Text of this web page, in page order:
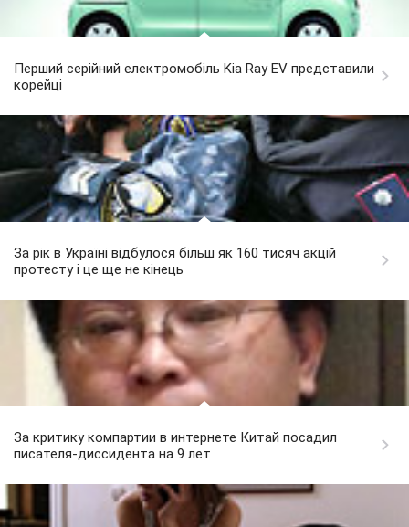
Перший серійний електромобіль Kia Ray EV представили
корейці
За рік в Україні відбулося більш як 160 тисяч акцій
протесту і це ще не кінець
За критику компартии в интернете Китай посадил
писателя-диссидента на 9 лет